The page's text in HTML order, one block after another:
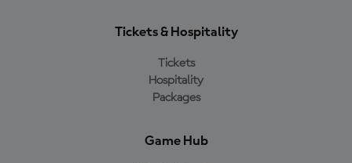
Tickets & Hospitality
Tickets
Hospitality
Packages
Game Hub